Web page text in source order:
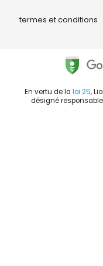
termes et conditions
En vertu de la loi 25,
désigné